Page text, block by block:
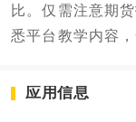
比。仅需注意期
悉平台教学内容
应用信息